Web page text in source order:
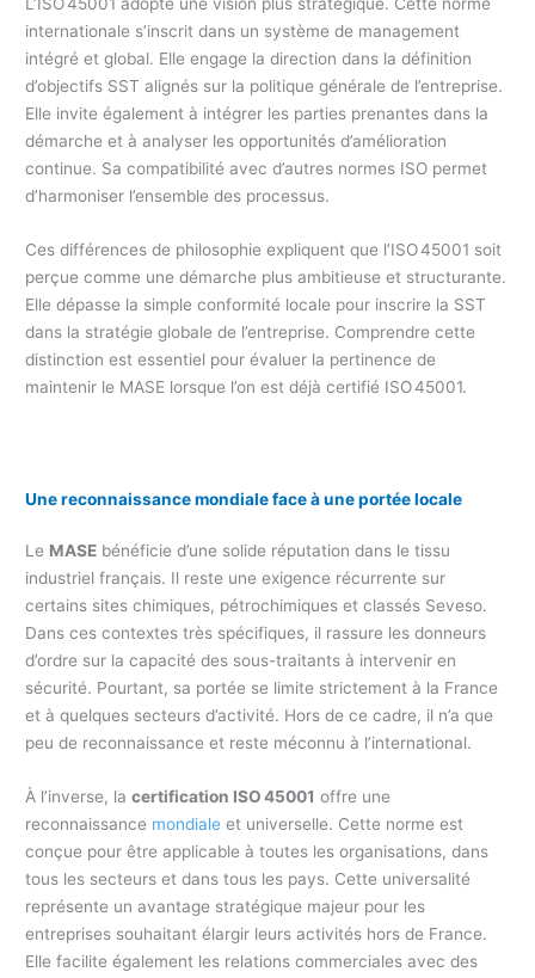
internationale s’inscrit dans un système de management
intégré et global. Elle engage la direction dans la définition
d’objectifs SST alignés sur la politique générale de l’entreprise.
Elle invite également à intégrer les parties prenantes dans la
démarche et à analyser les opportunités d’amélioration
continue. Sa compatibilité avec d’autres normes ISO permet
d’harmoniser l’ensemble des processus.
Ces différences de philosophie expliquent que l’ISO 45001 soit
perçue comme une démarche plus ambitieuse et structurante.
Elle dépasse la simple conformité locale pour inscrire la SST
dans la stratégie globale de l’entreprise. Comprendre cette
distinction est essentiel pour évaluer la pertinence de
maintenir le MASE lorsque l’on est déjà certifié ISO 45001.
Une reconnaissance mondiale face à une portée locale
Le MASE bénéficie d’une solide réputation dans le tissu
industriel français. Il reste une exigence récurrente sur
certains sites chimiques, pétrochimiques et classés Seveso.
Dans ces contextes très spécifiques, il rassure les donneurs
d’ordre sur la capacité des sous-traitants à intervenir en
sécurité. Pourtant, sa portée se limite strictement à la France
et à quelques secteurs d’activité. Hors de ce cadre, il n’a que
peu de reconnaissance et reste méconnu à l’international.
À l’inverse, lacertification ISO 45001 offre une
reconnaissance mondiale et universelle. Cette norme est
conçue pour être applicable à toutes les organisations, dans
tous les secteurs et dans tous les pays. Cette universalité
représente un avantage stratégique majeur pour les
entreprises souhaitant élargir leurs activités hors de France.
Elle facilite également les relations commerciales avec des